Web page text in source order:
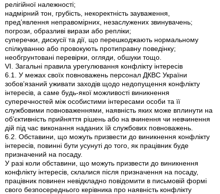
релігійної належності;
надмірний тон, грубість, некоректність зауваження,
пред’явлення неправомірних, незаслужених звинувачень;
погрози, образливі вирази або репліки;
суперечки, дискусії та дії, що перешкоджають нормальному
спілкуванню або провокують протиправну поведінку;
необгрунтовані перевірки, огляди, обшуки тощо.
VI. Загальні правила урегулювання конфлікту інтересів
6.1. У межах своїх повноважень персонал ДКВС України
зобов’язаний уживати заходів щодо недопущення конфлікту
інтересів, а саме будь-якої можливості виникнення
суперечностей між особистими інтересами особи та її
службовими повноваженнями, наявність яких може вплинути на
об’єктивність прийняття рішень або на вчинення чи невчинення
дій під час виконання наданих їй службових повноважень.
6.2. Обставини, що можуть призвести до виникнення конфлікту
інтересів, повинні бути усунуті до того, як працівник буде
призначений на посаду.
У разі коли обставини, що можуть призвести до виникнення
конфлікту інтересів, склалися після призначення на посаду,
працівник повинен невідкладно повідомити в письмовій формі
свого безпосереднього керівника про наявність конфлікту